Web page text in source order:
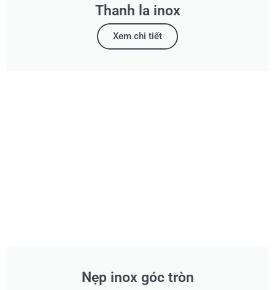
Thanh la inox
Xem chi tiết
Nẹp inox góc tròn